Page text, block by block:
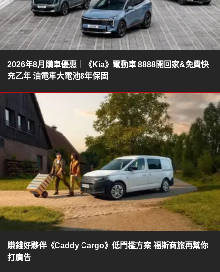
2026年8月購車優惠｜《Kia》電動車 8888開回家&免費快
充乙年 油電車大電池8年保固
賺錢好夥伴《Caddy Cargo》低門檻方案 福斯商旅再幫你
打廣告